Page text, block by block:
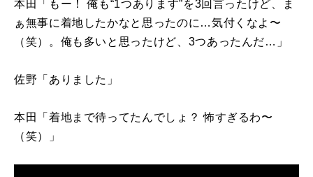
本田「もー！ 俺も“1つあります”を3回言ったけど、ま
ぁ無事に着地したかなと思ったのに…気付くなよ〜
（笑）。俺も多いと思ったけど、 3つあったんだ…」
佐野「ありました」
本田「着地まで待ってたんでしょ？ 怖すぎるわ〜
（笑）」